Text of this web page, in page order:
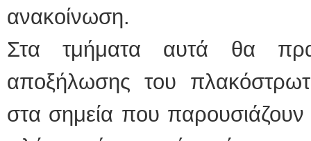
ανακοίνωση.
Στα τμήματα αυτά θα
αποξήλωσης του
στα σημεία που παρουσιάζουν